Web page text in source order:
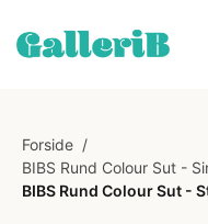
Forside /
BIBS Rund Colour Sut -
BIBS Rund Colour Sut -